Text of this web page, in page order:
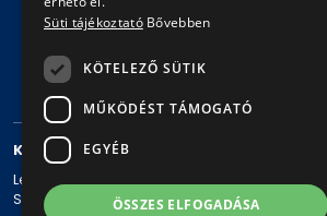
© Copyright 2026 BKV Zrt.
Impresszum Jogi nyilatkozat
Adatvédelmi politika és tájékoztatások
KAPCSOLAT
Levelezési cím: 1980 Budapest, Pf. 11.
Székhely: 1980 Budapest, Akácfa u. 15.
Süti tájékoztató Bővebben
KÖTELEZŐ SÜTIK
MŰKÖDÉST TÁMOGATÓ
EGYÉB
ÖSSZES ELFOGADÁSA